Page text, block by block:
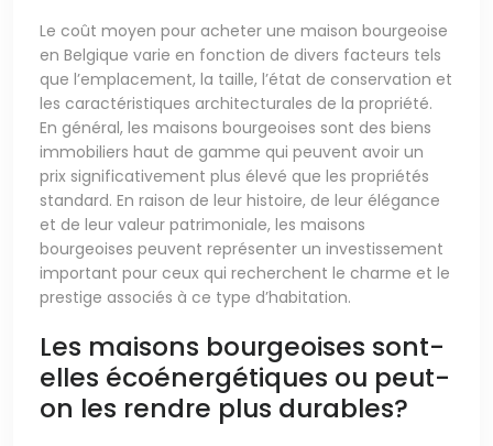
Le coût moyen pour acheter une maison bourgeoise
en Belgique varie en fonction de divers facteurs tels
que l’emplacement, la taille, l’état de conservation et
les caractéristiques architecturales de la propriété.
En général, les maisons bourgeoises sont des biens
immobiliers haut de gamme qui peuvent avoir un
prix significativement plus élevé que les propriétés
standard. En raison de leur histoire, de leur élégance
et de leur valeur patrimoniale, les maisons
bourgeoises peuvent représenter un investissement
important pour ceux qui recherchent le charme et le
prestige associés à ce type d’habitation.
Les maisons bourgeoises sont-
elles écoénergétiques ou peut-
on les rendre plus durables?